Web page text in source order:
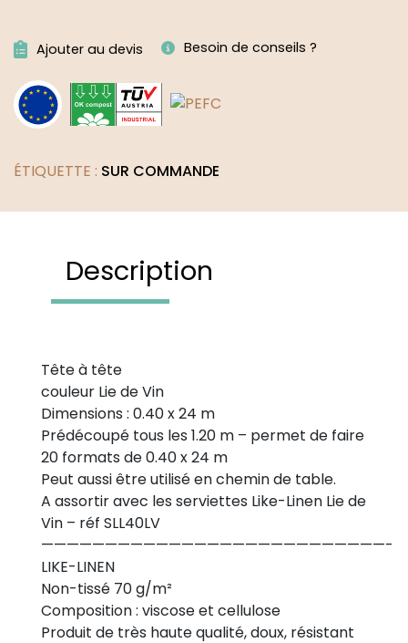
Ajouter au devis Besoin de conseils ?
ÉTIQUETTE : SUR COMMANDE
Description
Tête à tête
couleur Lie de Vin
Dimensions : 0.40 x 24 m
Prédécoupé tous les 1.20 m – permet de faire
20 formats de 0.40 x 24 m
Peut aussi être utilisé en chemin de table.
A assortir avec les serviettes Like-Linen Lie de
Vin – réf SLL40LV
———————————————————————————-
LIKE-LINEN
Non-tissé 70 g/m²
Composition : viscose et cellulose
Produit de très haute qualité, doux, résistant